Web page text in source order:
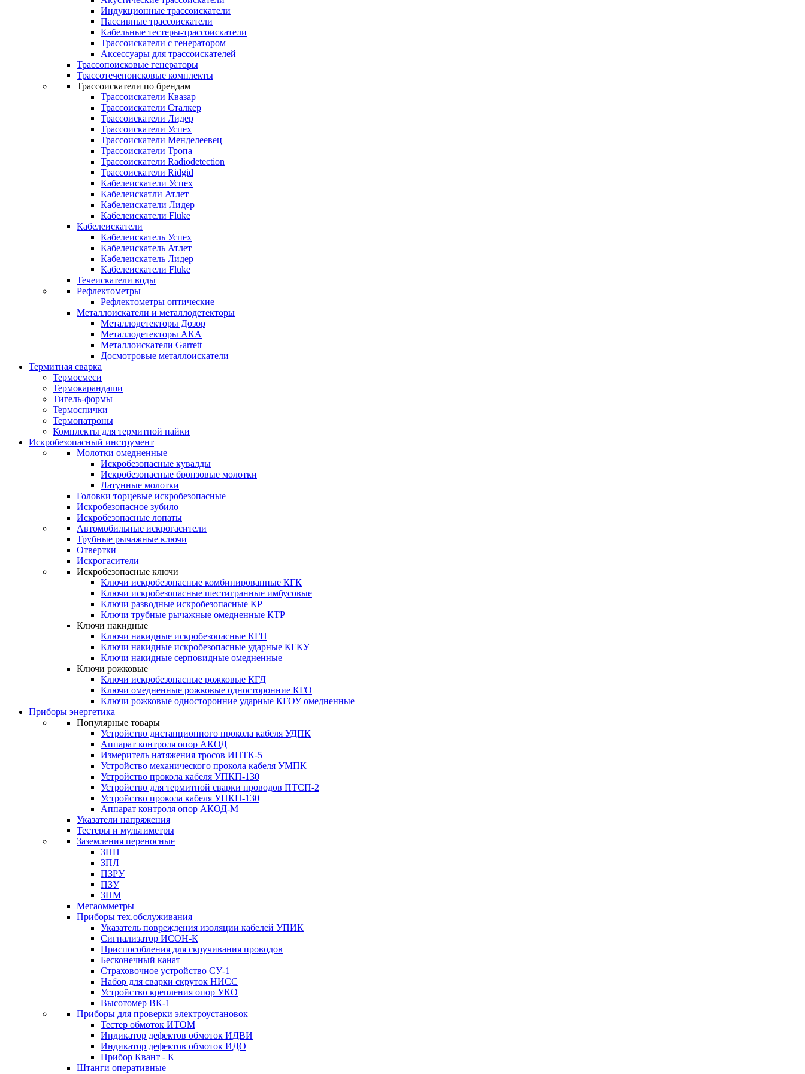
Индукционные трассоискатели
Пассивные трассоискатели
Кабельные тестеры-трассоискатели
Трассоискатели с генератором
Аксессуары для трассоискателей
Трассопоисковые генераторы
Трассотечепоисковые комплекты
Трассоискатели по брендам
Трассоискатели Квазар
Трассоискатели Сталкер
Трассоискатели Лидер
Трассоискатели Успех
Трассоискатели Менделеевец
Трассоискатели Тропа
Трассоискатели Radiodetection
Трассоискатели Ridgid
Кабелеискатели Успех
Кабелеискатли Атлет
Кабелеискатели Лидер
Кабелеискатели Fluke
Кабелеискатели
Кабелеискатель Успех
Кабелеискатель Атлет
Кабелеискатель Лидер
Кабелеискатели Fluke
Течеискатели воды
Рефлектометры
Рефлектометры оптические
Металлоискатели и металлодетекторы
Металлодетекторы Дозор
Металлодетекторы АКА
Металлоискатели Garrett
Досмотровые металлоискатели
Термитная сварка
Термосмеси
Термокарандаши
Тигель-формы
Термоспички
Термопатроны
Комплекты для термитной пайки
Искробезопасный инструмент
Молотки омедненные
Искробезопасные кувалды
Искробезопасные бронзовые молотки
Латунные молотки
Головки торцевые искробезопасные
Искробезопасное зубило
Искробезопасные лопаты
Автомобильные искрогасители
Трубные рычажные ключи
Отвертки
Искрогасители
Искробезопасные ключи
Ключи искробезопасные комбинированные КГК
Ключи искробезопасные шестигранные имбусовые
Ключи разводные искробезопасные КР
Ключи трубные рычажные омедненные КТР
Ключи накидные
Ключи накидные искробезопасные КГН
Ключи накидные искробезопасные ударные КГКУ
Ключи накидные серповидные омедненные
Ключи рожковые
Ключи искробезопасные рожковые КГД
Ключи омедненные рожковые односторонние КГО
Ключи рожковые односторонние ударные КГОУ омедненные
Приборы энергетика
Популярные товары
Устройство дистанционного прокола кабеля УДПК
Аппарат контроля опор АКОД
Измеритель натяжения тросов ИНТК-5
Устройство механического прокола кабеля УМПК
Устройство прокола кабеля УПКП-130
Устройство для термитной сварки проводов ПТСП-2
Устройство прокола кабеля УПКП-130
Аппарат контроля опор АКОД-М
Указатели напряжения
Тестеры и мультиметры
Заземления переносные
ЗПП
ЗПЛ
ПЗРУ
ПЗУ
ЗПМ
Мегаомметры
Приборы тех.обслуживания
Указатель повреждения изоляции кабелей УПИК
Сигнализатор ИСОН-К
Приспособления для скручивания проводов
Бесконечный канат
Страховочное устройство СУ-1
Набор для сварки скруток НИСС
Устройство крепления опор УКО
Высотомер ВК-1
Приборы для проверки электроустановок
Тестер обмоток ИТОМ
Индикатор дефектов обмоток ИДВИ
Индикатор дефектов обмоток ИДО
Прибор Квант - К
Штанги оперативные